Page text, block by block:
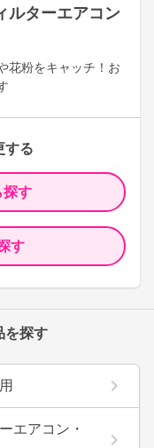
ルターエアコン
花粉をキャッチ！お
する
探す
す
を探す
エアコン・